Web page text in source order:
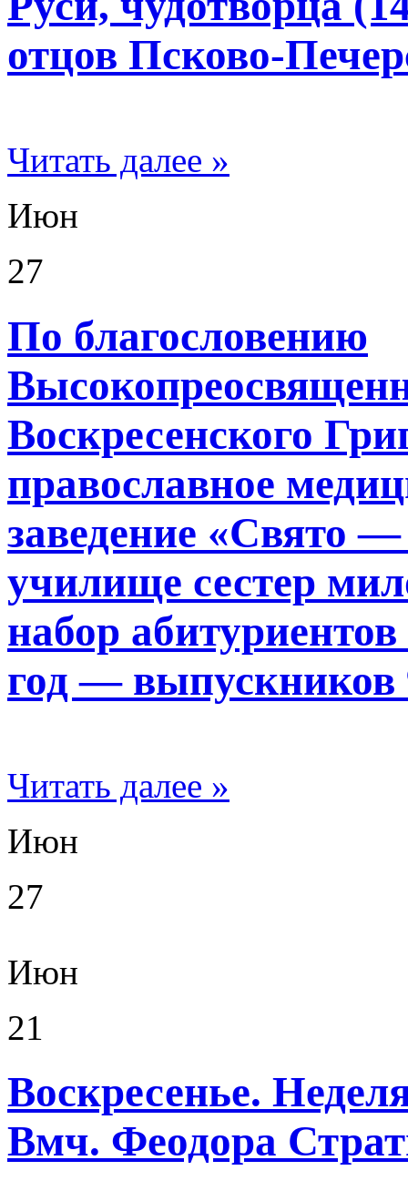
отцов Псково-
Читать далее »
Июн
27
По благословению
Воскресенского
православное
заведение «Свято
училище сестер
набор
год — выпускников
Читать далее »
Июн
27
Июн
21
Воскресенье.
Вмч. Феодора